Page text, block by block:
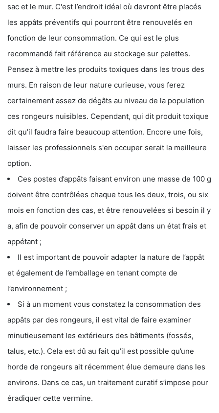
sac et le mur. C'est l’endroit idéal où devront être placés
les appâts préventifs qui pourront être renouvelés en
fonction de leur consommation. Ce qui est le plus
recommandé fait référence au stockage sur palettes.
Pensez à mettre les produits toxiques dans les trous des
murs. En raison de leur nature curieuse, vous ferez
certainement assez de dégâts au niveau de la population
ces rongeurs nuisibles. Cependant, qui dit produit toxique
dit qu'il faudra faire beaucoup attention. Encore une fois,
laisser les professionnels s'en occuper serait la meilleure
option.
Ces postes d’appâts faisant environ une masse de 100 g
doivent être contrôlées chaque tous les deux, trois, ou six
mois en fonction des cas, et être renouvelées si besoin il y
a, afin de pouvoir conserver un appât dans un état frais et
appétant ;
Il est important de pouvoir adapter la nature de l’appât
et également de l’emballage en tenant compte de
l’environnement ;
Si à un moment vous constatez la consommation des
appâts par des rongeurs, il est vital de faire examiner
minutieusement les extérieurs des bâtiments (fossés,
talus, etc.). Cela est dû au fait qu’il est possible qu’une
horde de rongeurs ait récemment élue demeure dans les
environs. Dans ce cas, un traitement curatif s’impose pour
éradiquer cette vermine.